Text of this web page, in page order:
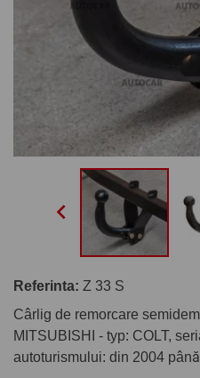

Referinta: Z 33 S
Cârlig de remorcare
MITSUBISHI - typ: COLT,
autoturismului: din 2004